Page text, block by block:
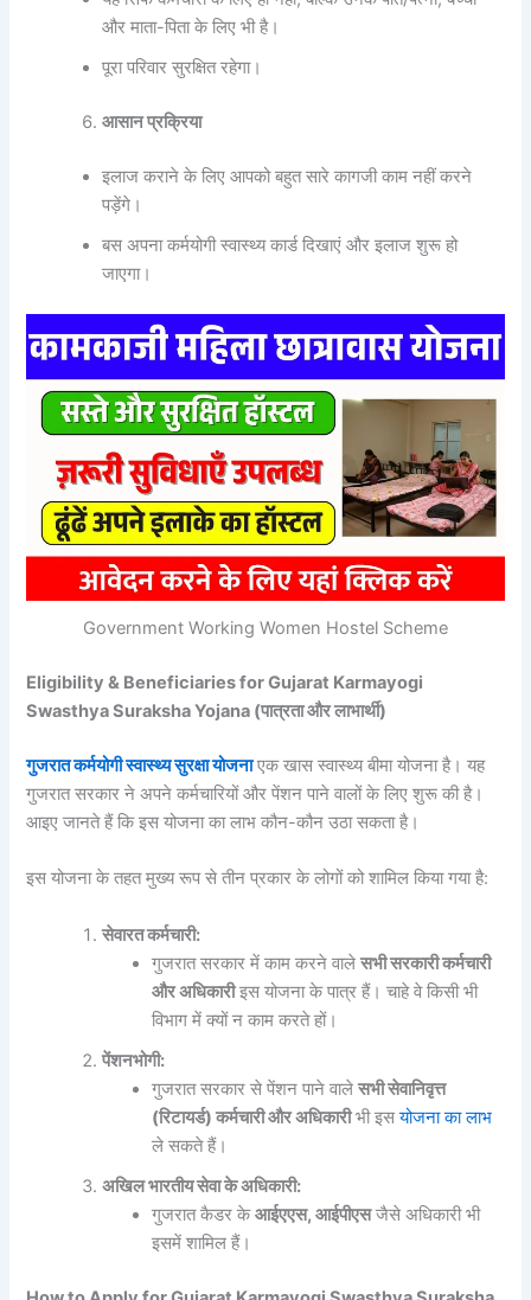
और माता-पिता के लिए भी है।
पूरा परिवार सुरक्षित रहेगा।
आसान प्रक्रिया
इलाज कराने के लिए आपको बहुत सारे कागजी काम नहीं करने
पड़ेंगे।
बस अपना कर्मयोगी स्वास्थ्य कार्ड दिखाएं और इलाज शुरू हो
जाएगा।
Government Working Women Hostel Scheme
Eligibility & Beneficiaries for Gujarat Karmayogi
Swasthya Suraksha Yojana (पात्रता और लाभार्थी)
गुजरात कर्मयोगी स्वास्थ्य सुरक्षा योजनाएक खास स्वास्थ्य बीमा योजना है। यह
गुजरात सरकार ने अपने कर्मचारियों और पेंशन पाने वालों के लिए शुरू की है।
आइए जानते हैं कि इस योजना का लाभ कौन-कौन उठा सकता है।
इस योजना के तहत मुख्य रूप से तीन प्रकार के लोगों को शामिल किया गया है:
सेवारत कर्मचारी:
गुजरात सरकार में काम करने वालेसभी सरकारी कर्मचारी
और अधिकारीइस योजना के पात्र हैं। चाहे वे किसी भी
विभाग में क्यों न काम करते हों।
पेंशनभोगी:
गुजरात सरकार से पेंशन पाने वालेसभी सेवानिवृत्त
(रिटायर्ड) कर्मचारी और अधिकारीभी इसयोजना का लाभ
ले सकते हैं।
अखिल भारतीय सेवा के अधिकारी:
गुजरात कैडर केआईएएस, आईपीएसजैसे अधिकारी भी
इसमें शामिल हैं।